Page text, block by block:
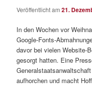
Veröffentlicht am21.
In den Wochen vor
Google-Fonts-
davor bei vielen Website-
gesorgt hatten. Eine
aufhorchen und macht